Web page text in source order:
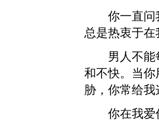
你一直问我
总是热衷于
男人不能每
和不快。当
胁，你常给
你在我爱你